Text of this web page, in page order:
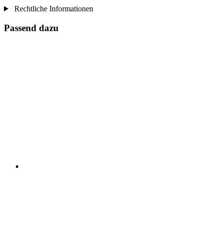
Rechtliche Informationen
Passend dazu